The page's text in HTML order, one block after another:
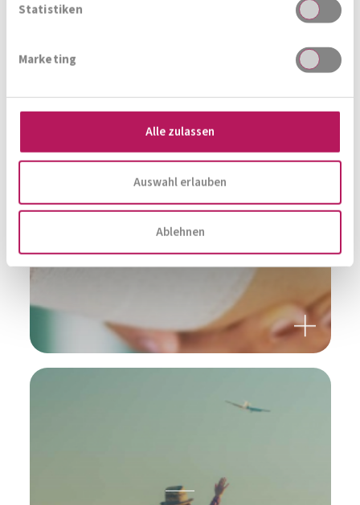
Statistiken
Marketing
Alle zulassen
Auswahl erlauben
Ablehnen
Magazin, News, Blog
Immer auf den neusten Stand
Zur Gesamtübersicht
WUNDEN HEILEN?